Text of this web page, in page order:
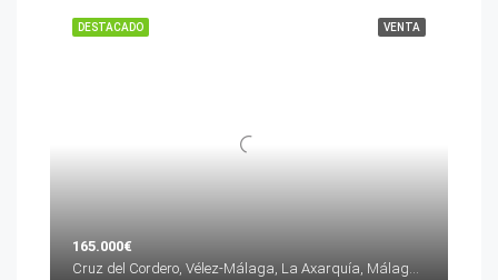
VENTA
DESTACADO
165.000€
Cruz del Cordero, Vélez-Málaga, La Axarquía, Málaga, Andalucía, 29700, España